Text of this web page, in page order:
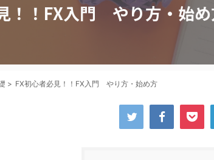
！！FX入門 やり方・始
> FX初心者必見！！FX入門 やり方・始め方